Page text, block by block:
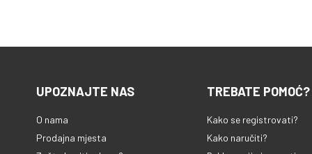
UPOZNAJTE NAS
O nama
Prodajna mjesta
TREBATE POMOĆ?
Kako se registrovati?
Kako naručiti?